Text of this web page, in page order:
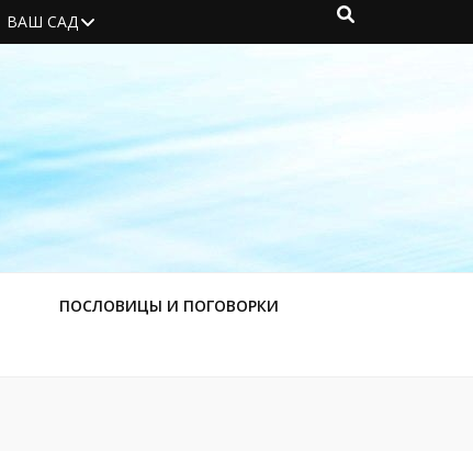
ВАШ САД
ПОСЛОВИЦЫ И ПОГОВОРКИ